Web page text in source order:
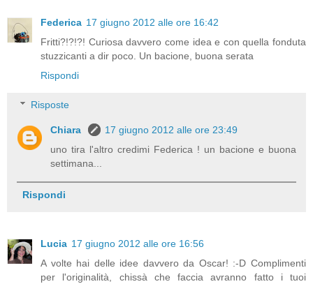
Federica 17 giugno 2012 alle ore 16:42
Fritti?!?!?! Curiosa davvero come idea e con quella fonduta
stuzzicanti a dir poco. Un bacione, buona serata
Rispondi
Risposte
Chiara
17 giugno 2012 alle ore 23:49
uno tira l'altro credimi Federica ! un bacione e buona
settimana...
Rispondi
Lucia 17 giugno 2012 alle ore 16:56
A volte hai delle idee davvero da Oscar! :-D Complimenti
per l'originalità, chissà che faccia avranno fatto i tuoi